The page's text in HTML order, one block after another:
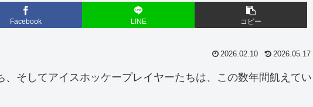
Facebook LINE コピー
2026.02.10 2026.05.17
そしてアイスホッケープレイヤーたちは、この数年間飢えてい